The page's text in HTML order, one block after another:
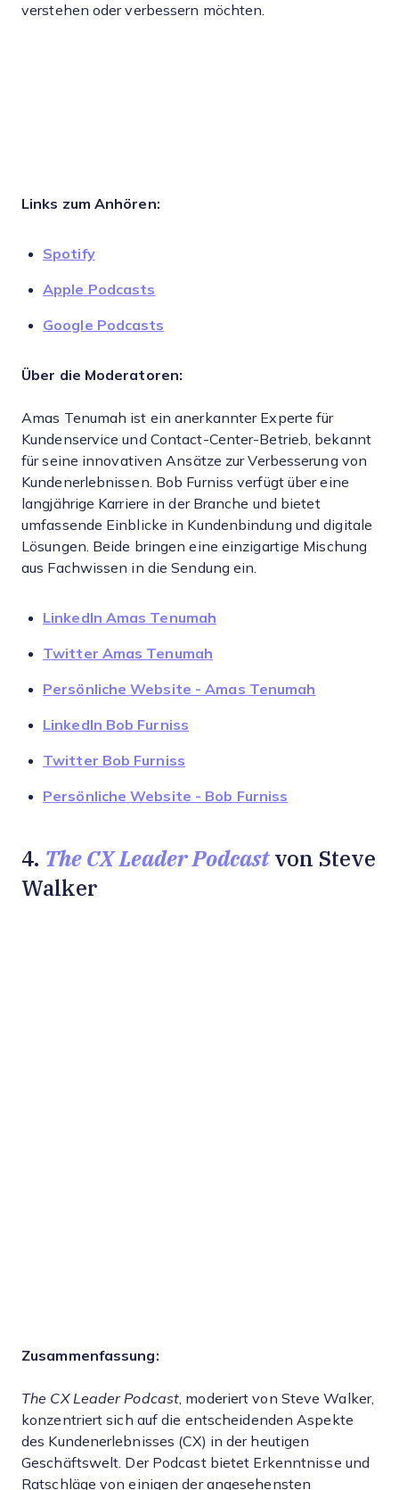
verstehen oder verbessern möchten.
Links zum Anhören:
Spotify
Apple Podcasts
Google Podcasts
Über die Moderatoren:
Amas Tenumah ist ein anerkannter Experte für
Kundenservice und Contact-Center-Betrieb, bekannt
für seine innovativen Ansätze zur Verbesserung von
Kundenerlebnissen. Bob Furniss verfügt über eine
langjährige Karriere in der Branche und bietet
umfassende Einblicke in Kundenbindung und digitale
Lösungen. Beide bringen eine einzigartige Mischung
aus Fachwissen in die Sendung ein.
LinkedIn Amas Tenumah
Twitter Amas Tenumah
Persönliche Website - Amas Tenumah
LinkedIn Bob Furniss
Twitter Bob Furniss
Persönliche Website - Bob Furniss
4. The CX Leader Podcastvon Steve
Walker
Zusammenfassung:
The CX Leader Podcast , moderiert von Steve Walker,
konzentriert sich auf die entscheidenden Aspekte
des Kundenerlebnisses (CX) in der heutigen
Geschäftswelt. Der Podcast bietet Erkenntnisse und
Ratschläge von einigen der angesehensten